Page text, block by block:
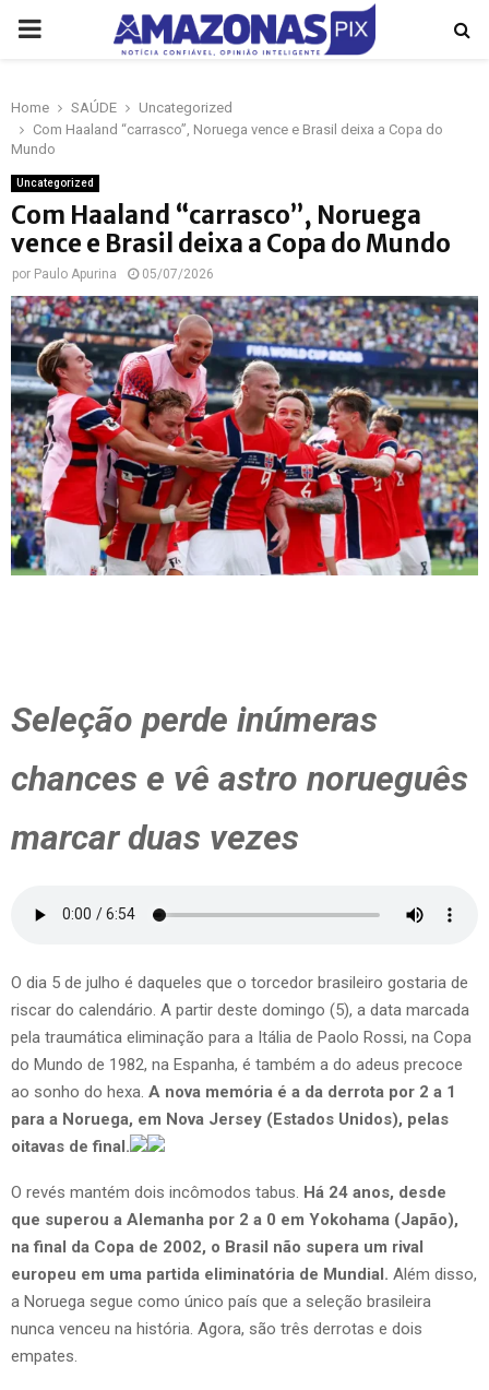
PRIMARY
Home SAÚDE
Uncategorized
Com Haaland “carrasco”, Noruega vence e Brasil deixa a Copa do
Mundo
Uncategorized
Com Haaland “carrasco”, Noruega
vence e Brasil deixa a Copa do Mundo
por Paulo Apurina 05/07/2026
Seleção perde inúmeras
chances e vê astro norueguês
marcar duas vezes
O dia 5 de julho é daqueles que o torcedor brasileiro gostaria de
riscar do calendário. A partir deste domingo (5), a data marcada
pela traumática eliminação para a Itália de Paolo Rossi, na Copa
do Mundo de 1982, na Espanha, é também a do adeus precoce
ao sonho do hexa. A nova memória é a da derrota por 2 a 1
para a Noruega, em Nova Jersey (Estados Unidos), pelas
oitavas de final.
O revés mantém dois incômodos tabus. Há 24 anos, desde
que superou a Alemanha por 2 a 0 em Yokohama (Japão),
na final da Copa de 2002, o Brasil não supera um rival
europeu em uma partida eliminatória de Mundial. Além disso,
a Noruega segue como único país que a seleção brasileira
nunca venceu na história. Agora, são três derrotas e dois
empates.